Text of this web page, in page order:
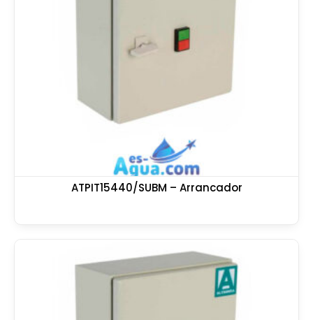
ATPIT15440/SUBM – Arrancador